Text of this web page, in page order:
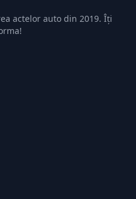
actelor auto din 2019. Îți